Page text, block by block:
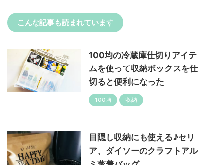
こんな記事も読まれています
100均の冷蔵庫仕切りアイテ
ムを使って収納ボックスを仕
切ると便利になった
100均 収納
目隠し収納にも使える♪セリ
ア、ダイソーのクラフトアル